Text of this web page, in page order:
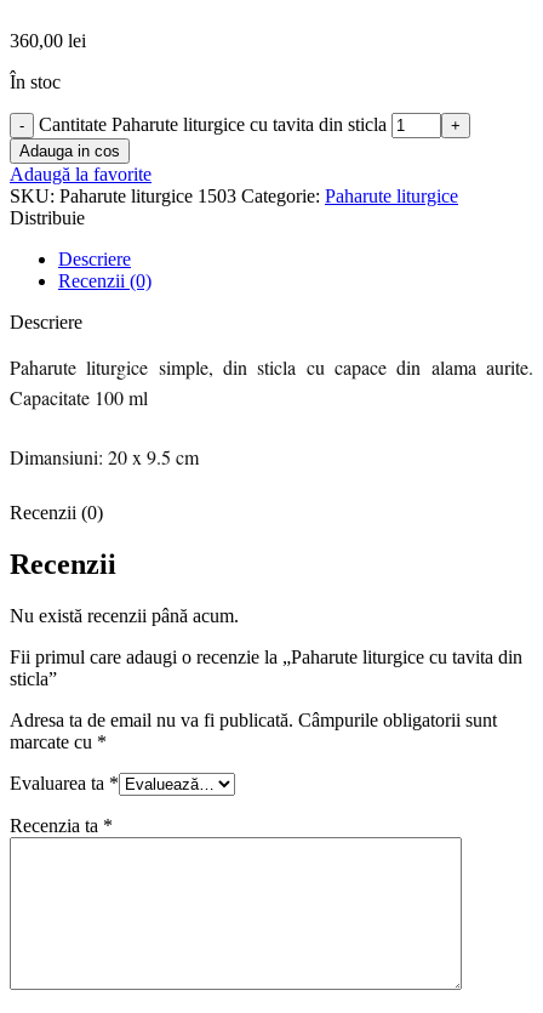
360,00 lei
În stoc
Cantitate Paharute liturgice cu tavita din sticla
Adauga in cos
Adaugă la favorite
SKU: Paharute liturgice 1503 Categorie: Paharute liturgice
Distribuie
Descriere
Recenzii (0)
Descriere
Paharute liturgice simple, din sticla cu capace din alama aurite.
Capacitate 100 ml
Dimansiuni: 20 x 9.5 cm
Recenzii (0)
Recenzii
Nu există recenzii până acum.
Fii primul care adaugi o recenzie la „Paharute liturgice cu tavita din
sticla”
Adresa ta de email nu va fi publicată. Câmpurile obligatorii sunt
marcate cu *
Evaluarea ta *
Recenzia ta *